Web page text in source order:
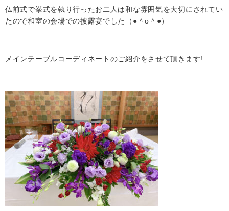
仏前式で挙式を執り行ったお二人は和な雰囲気を大切にされてい
たので和室の会場での披露宴でした（●＾o＾●）
メインテーブルコーディネートのご紹介をさせて頂きます!